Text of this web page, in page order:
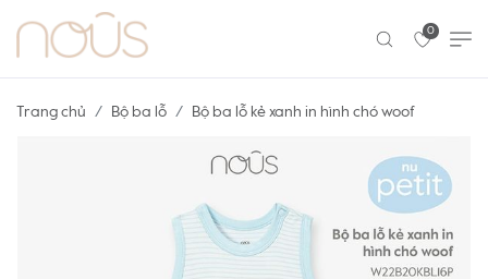
0
Trang chủ Bộ ba lỗ Bộ ba lỗ kẻ xanh in hình chó woof